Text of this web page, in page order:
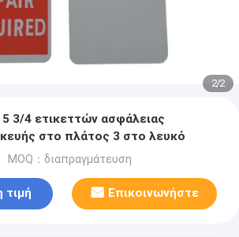
2/2
3/4 ετικεττών ασφάλειας
στο πλάτος 3 στο λευκό
MOQ：διαπραγμάτευση
τιμή Επικοινωνήστε